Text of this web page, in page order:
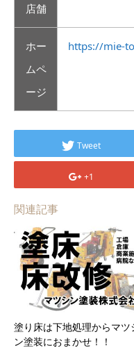
店舗
ホー
ムペ
ージ
https://mie-
Tweet
+1
関連記事
塗り床は下地処理からマツ
ン塗装におまかせ！！